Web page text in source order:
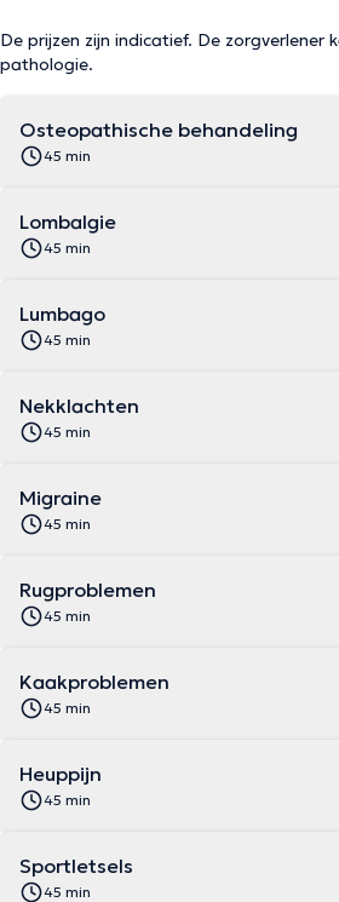
De prijzen zijn indicatief. De zorgverlener
pathologie.
Osteopathische behandeling
45 min
Lombalgie
45 min
Lumbago
45 min
Nekklachten
45 min
Migraine
45 min
Rugproblemen
45 min
Kaakproblemen
45 min
Heuppijn
45 min
Sportletsels
45 min